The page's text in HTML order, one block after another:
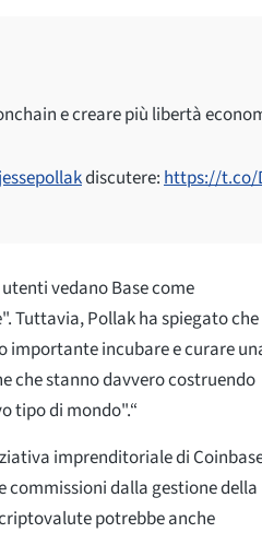
e creare più libertà
discutere: https://t.co/
vedano Base come
Tuttavia, Pollak ha spiegato che
incubare e curare
che stanno davvero costruendo
tipo di mondo".“
imprenditoriale di
dalla gestione della
potrebbe anche